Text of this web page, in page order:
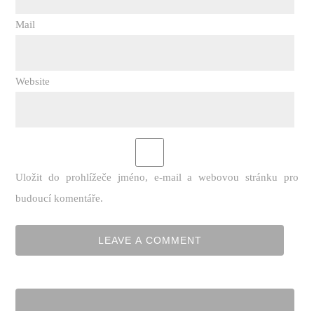
Mail
Website
Uložit do prohlížeče jméno, e-mail a webovou stránku pro
budoucí komentáře.